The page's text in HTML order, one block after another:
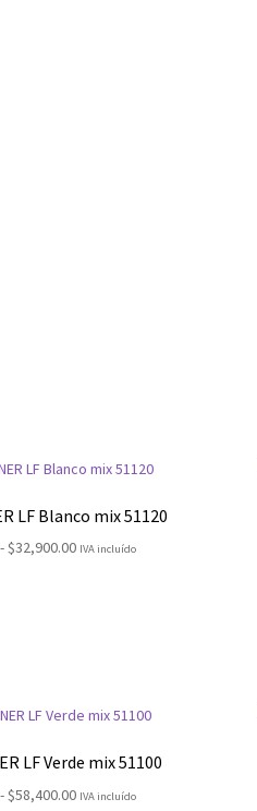
LF Blanco mix 51120
-$32,900.00Rango
IVA incluído
LF Verde mix 51100
-$58,400.00Rango
IVA incluído